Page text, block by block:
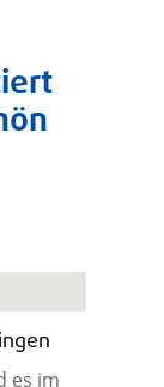
es im